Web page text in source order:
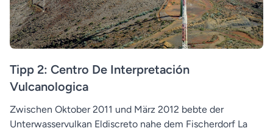
Tipp 2: Centro De Interpretación
Vulcanologica
Zwischen Oktober 2011 und März 2012 bebte der
Unterwasservulkan Eldiscreto nahe dem Fischerdorf La